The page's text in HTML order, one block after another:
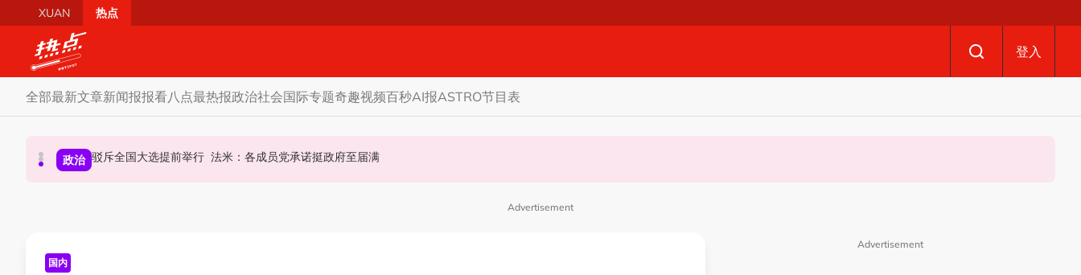
Skip to main content
XUAN 热点
登入
全部最新文章新闻报报看八点最热报政治社会国际专题奇趣视频百秒AI报ASTRO节目表
政治 要求安华解释为何冻结MyKHAS权限 5蓝眼议员: 改革不是把人民拨款政治化
政治 驳斥全国大选提前举行 法米：各成员党承诺挺政府至届满
国际 AI电影沦“反面教材”？ 狮城本土电影公司国庆献礼掀网民论战
Advertisement
国内
Advertisement